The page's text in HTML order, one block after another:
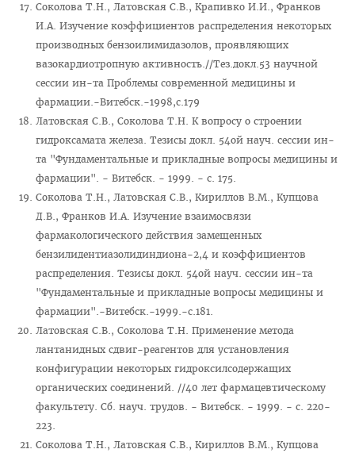
Соколова Т.Н., Латовская С.В., Крапивко И.И., Франков
И.А. Изучение коэффициентов распределения некоторых
производных бензоилимидазолов, проявляющих
вазокардиотропную активность.//Тез.докл.53 научной
сессии ин-та Проблемы современной медицины и
фармации.-Витебск.-1998,с.179
Латовская С.В., Соколова Т.Н. К вопросу о строении
гидроксамата железа. Тезисы докл. 54ой науч. сессии ин-
та "Фундаментальные и прикладные вопросы медицины и
фармации". - Витебск. - 1999. - с. 175.
Соколова Т.Н., Латовская С.В., Кириллов В.М., Купцова
Д.В., Франков И.А. Изучение взаимосвязи
фармакологического действия замещенных
бензилидентиазолидиндиона-2,4 и коэффициентов
распределения. Тезисы докл. 54ой науч. сессии ин-та
"Фундаментальные и прикладные вопросы медицины и
фармации".-Витебск.-1999.-с.181.
Латовская С.В., Соколова Т.Н. Применение метода
лантанидных сдвиг-реагентов для установления
конфигурации некоторых гидроксилсодержащих
органических соединений. //40 лет фармацевтическому
факультету. Сб. науч. трудов. - Витебск. - 1999. - с. 220-
223.
Соколова Т.Н., Латовская С.В., Кириллов В.М., Купцова